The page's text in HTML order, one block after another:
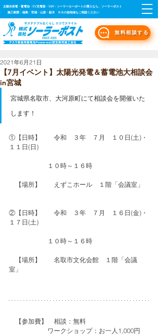
無料相談する
太陽光発電・蓄電池・EV充電器・V2H・ソーラーカーポートの導入なら、ソーラーポスト
施工範囲：福島・宮城・山形・栃木 ※その他地域もご相談ください
【7月イベント】太陽光発電＆蓄電池大相談会
in宮城
2021年6月21日
宮城県名取市、大河原町にて相談会を開催いた
します！
①【日時】　　令和　３年　７月　１０日(土)・
１１日(日)
１０時～１６時
【場所】　　えずこホール　１階「会議室」
②【日時】　　令和　３年　７月　１６日(金)・
１７日(土)
１０時～１６時
【場所】　　名取市文化会館　１階「会議
室」
【参加費】　相談：無料
ワークショップ：お一人1,000円